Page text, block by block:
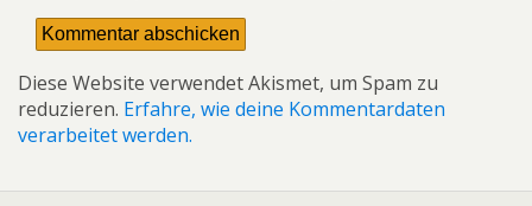
Diese Website verwendet Akismet, um Spam zu
reduzieren. Erfahre, wie deine Kommentardaten
verarbeitet werden.